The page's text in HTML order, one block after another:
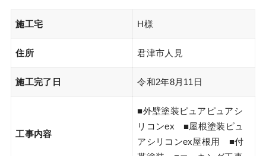
施工宅 H様
住所 君津市人見
施工完了日 令和2年8月11日
工事内容
■外壁塗装ピュアピュアシ
リコンex ■屋根塗装ピュ
アシリコンex屋根用 ■付